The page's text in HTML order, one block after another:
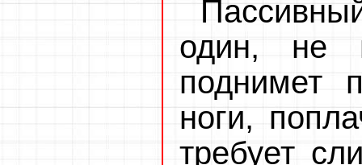
один, не
поднимет
ноги,
требует